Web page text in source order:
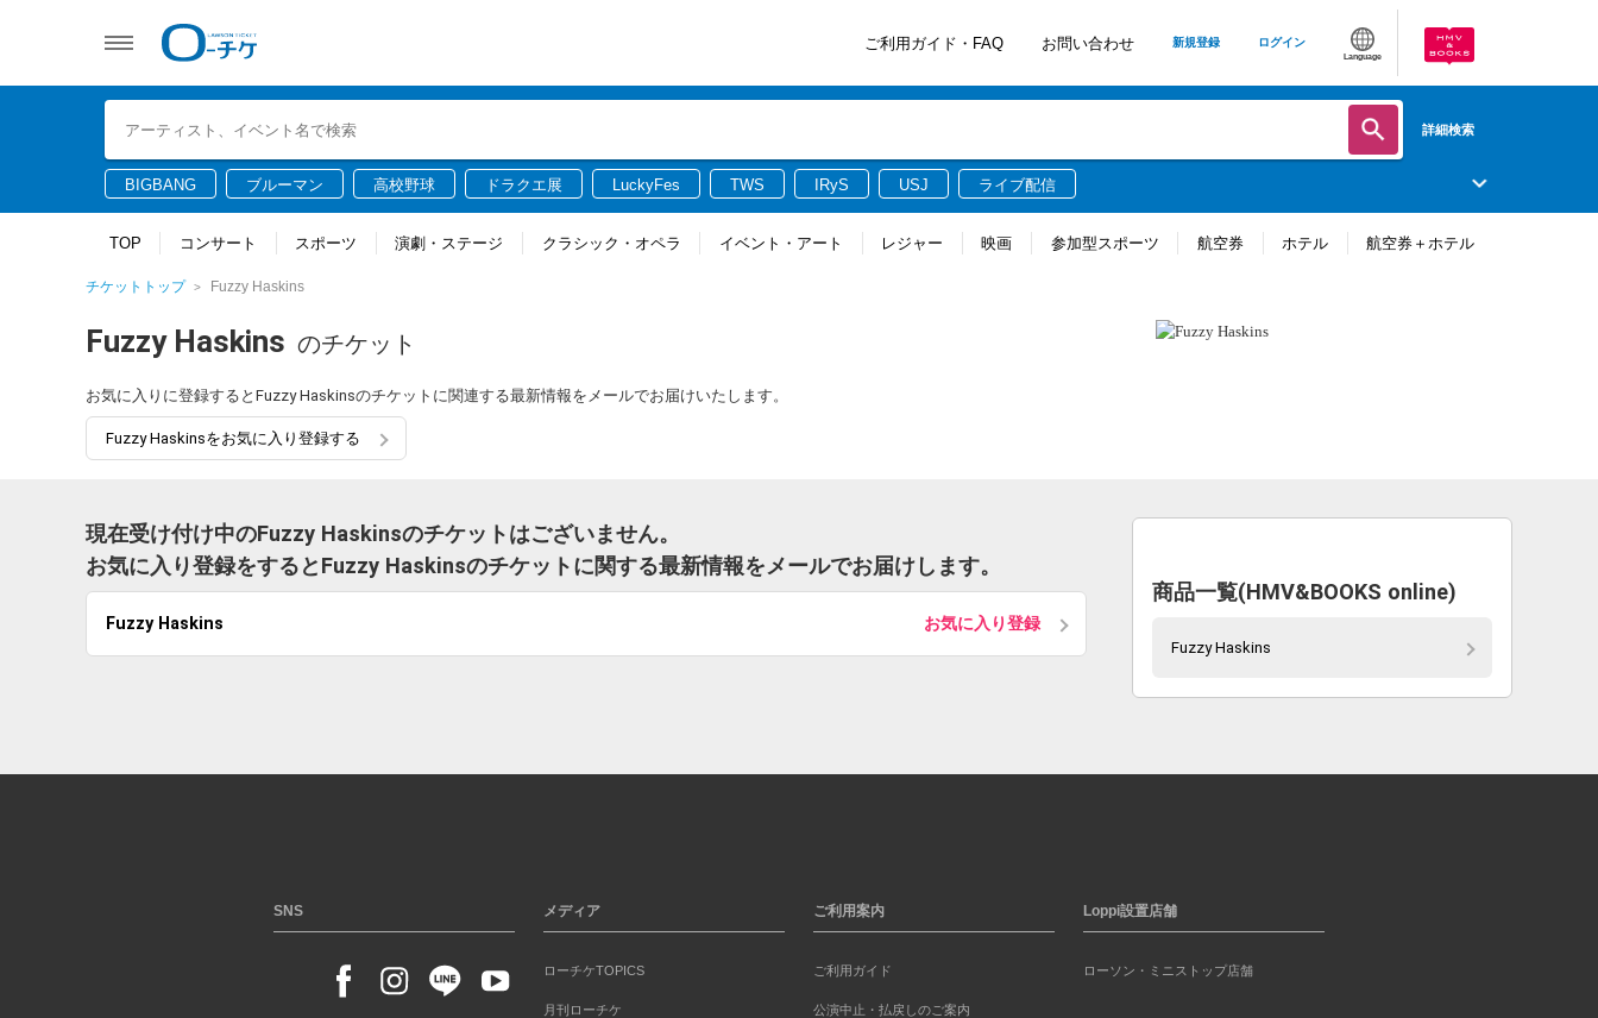
ご利用ガイド・FAQ お問い合わせ 新規登録 ログイン
Language
詳細検索
BIGBANG ブルーマン 高校野球 ドラクエ展 LuckyFes TWS IRyS USJ ライブ配信
TOP コンサート スポーツ 演劇・ステージ クラシック・オペラ イベント・アート レジャー 映画 参加型スポーツ 航空券 ホテル 航空券＋ホテル
チケットトップ Fuzzy Haskins
Fuzzy Haskins のチケット
お気に入りに登録するとFuzzy Haskinsのチケットに関連する最新情報をメールでお届けいたします。
Fuzzy Haskinsをお気に入り登録する
現在受け付け中のFuzzy Haskinsのチケットはございません。
お気に入り登録をするとFuzzy Haskinsのチケットに関する最新情報をメールでお届けします。
Fuzzy Haskins お気に入り登録
商品一覧(HMV&BOOKS online)
Fuzzy Haskins
SNS メディア
ローチケTOPICS
月刊ローチケ
ご利用案内
ご利用ガイド
公演中止・払戻しのご案内
Loppi設置店舗
ローソン・ミニストップ店舗